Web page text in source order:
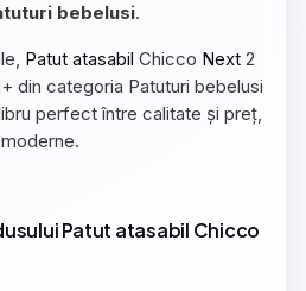
bebelusi.
Patut atasabil Chicco Next 2
+ din categoria Patuturi bebelusi
perfect între calitate și preț,
Patut atasabil Chicco